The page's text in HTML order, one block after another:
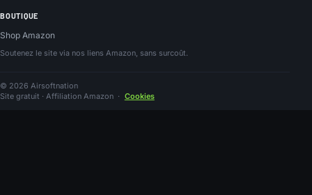
BOUTIQUE
Shop Amazon
Soutenez le site via nos liens Amazon, sans surcoût.
© 2026 Airsoftnation
Site gratuit · Affiliation Amazon · Cookies